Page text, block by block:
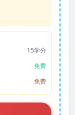
15学分
免费
免费